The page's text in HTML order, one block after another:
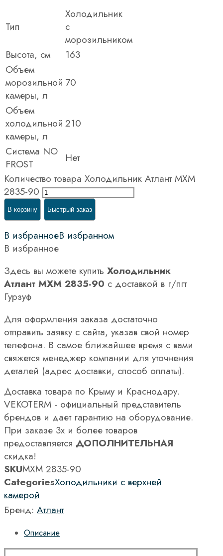
Тип
Холодильник
c
морозильником
Высота, см
163
Объем
морозильной
камеры, л
70
Объем
холодильной
камеры, л
210
Система NO
FROST
Нет
Количество товара Холодильник Атлант МХМ
2835-90
В корзину Быстрый заказ
В избранноеВ избранном
В избранное
Здесь вы можете купить Холодильник
Атлант МХМ 2835-90 с доставкой в г/пгт
Гурзуф
Для оформления заказа достаточно
отправить заявку с сайта, указав свой номер
телефона. В самое ближайшее время с вами
свяжется менеджер компании для уточнения
деталей (адрес доставки, способ оплаты).
Доставка товара по Крыму и Краснодару.
VEKOTERM - официальный представитель
брендов и дает гарантию на оборудование.
При заказе 3х и более товаров
предоставляется ДОПОЛНИТЕЛЬНАЯ
скидка!
SKUМХМ 2835-90
CategoriesХолодильники с верхней
камерой
Бренд: Атлант
Описание